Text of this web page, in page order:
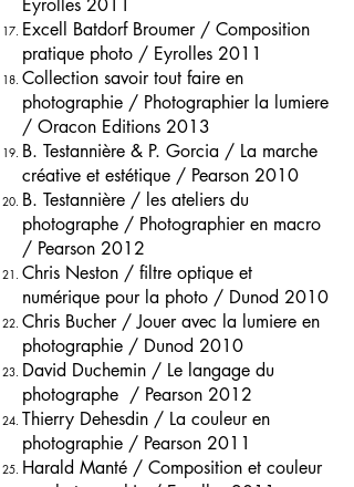
Eyrolles 2011
Excell Batdorf Broumer / Composition
pratique photo / Eyrolles 2011
Collection savoir tout faire en
photographie / Photographier la lumiere
/ Oracon Editions 2013
B. Testannière & P. Gorcia / La marche
créative et estétique / Pearson 2010
B. Testannière / les ateliers du
photographe / Photographier en macro
/ Pearson 2012
Chris Neston / filtre optique et
numérique pour la photo / Dunod 2010
Chris Bucher / Jouer avec la lumiere en
photographie / Dunod 2010
David Duchemin / Le langage du
photographe / Pearson 2012
Thierry Dehesdin / La couleur en
photographie / Pearson 2011
Harald Manté / Composition et couleur